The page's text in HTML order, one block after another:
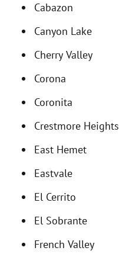
Cabazon
Canyon Lake
Cherry Valley
Corona
Coronita
Crestmore Heights
East Hemet
Eastvale
El Cerrito
El Sobrante
French Valley